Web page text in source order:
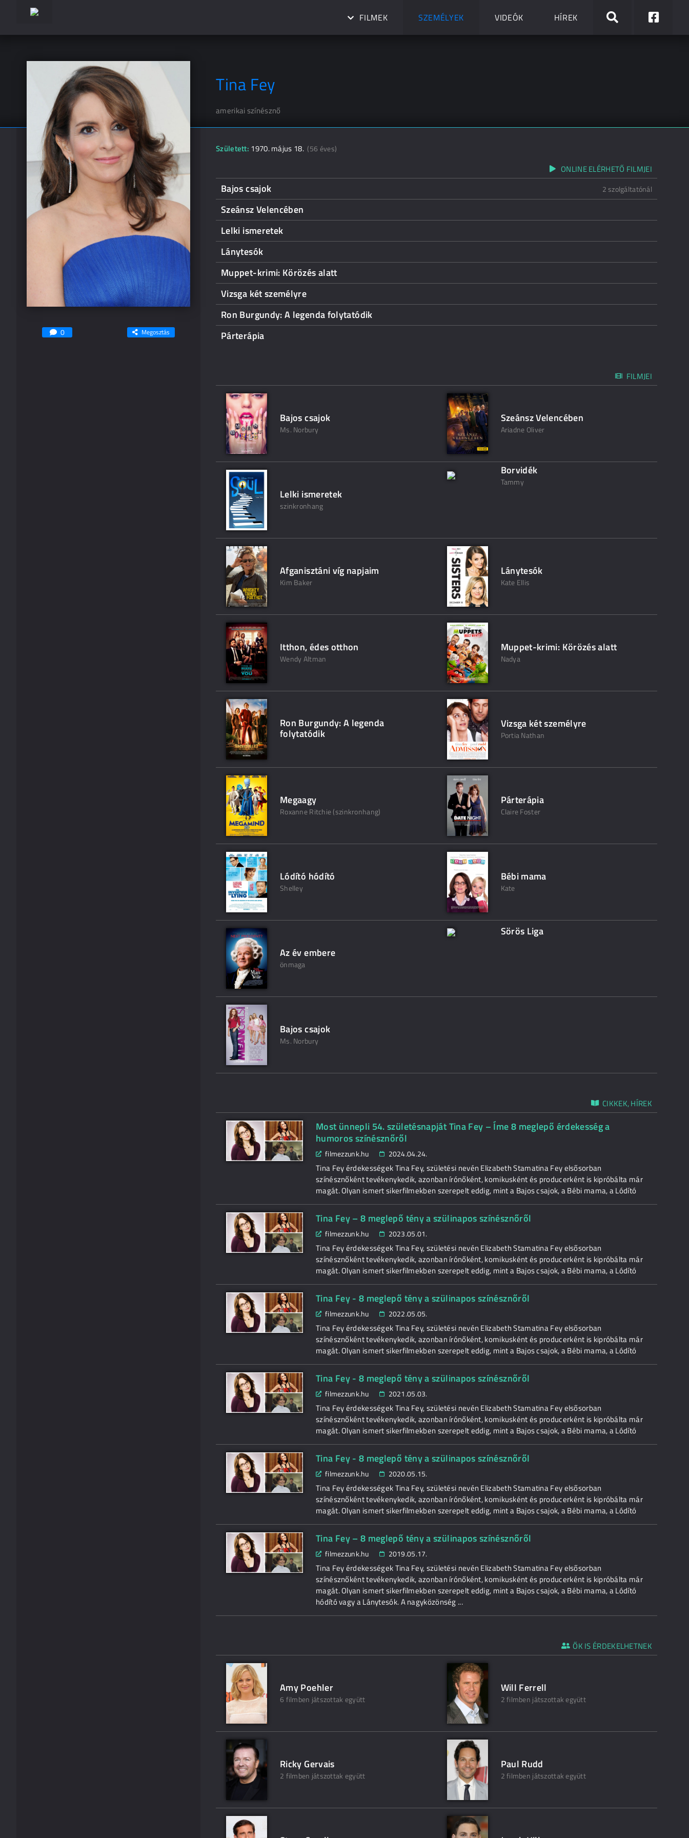
FILMEK SZEMÉLYEK VIDEÓK HÍREK
Tina Fey
amerikai színésznő
0 Megosztás
Született: 1970. május 18. (56 éves)
ONLINE ELÉRHETŐ FILMJEI
Bajos csajok 2 szolgáltatónál
Szeánsz Velencében
Lelki ismeretek
Lánytesók
Muppet-krimi: Körözés alatt
Vizsga két személyre
Ron Burgundy: A legenda folytatódik
Párterápia
FILMJEI
Bajos csajok
Ms. Norbury
Szeánsz Velencében
Ariadne Oliver
Lelki ismeretek
szinkronhang
Borvidék
Tammy
Afganisztáni víg napjaim
Kim Baker
Lánytesók
Kate Ellis
Itthon, édes otthon
Wendy Altman
Muppet-krimi: Körözés alatt
Nadya
Ron Burgundy: A legenda
folytatódik
Vizsga két személyre
Portia Nathan
Megaagy
Roxanne Ritchie (szinkronhang)
Párterápia
Claire Foster
Lódító hódító
Shelley
Bébi mama
Kate
Az év embere
önmaga
Sörös Liga
Bajos csajok
Ms. Norbury
CIKKEK, HÍREK
Most ünnepli 54. születésnapját Tina Fey – Íme 8 meglepő érdekesség a
humoros színésznőről
filmezzunk.hu 2024.04.24.
Tina Fey érdekességek Tina Fey, születési nevén Elizabeth Stamatina Fey elsősorban
színésznőként tevékenykedik, azonban írónőként, komikusként és producerként is kipróbálta már
magát. Olyan ismert sikerfilmekben szerepelt eddig, mint a Bajos csajok, a Bébi mama, a Lódító
Tina Fey – 8 meglepő tény a szülinapos színésznőről
filmezzunk.hu 2023.05.01.
Tina Fey érdekességek Tina Fey, születési nevén Elizabeth Stamatina Fey elsősorban
színésznőként tevékenykedik, azonban írónőként, komikusként és producerként is kipróbálta már
magát. Olyan ismert sikerfilmekben szerepelt eddig, mint a Bajos csajok, a Bébi mama, a Lódító
Tina Fey - 8 meglepő tény a szülinapos színésznőről
filmezzunk.hu 2022.05.05.
Tina Fey érdekességek Tina Fey, születési nevén Elizabeth Stamatina Fey elsősorban
színésznőként tevékenykedik, azonban írónőként, komikusként és producerként is kipróbálta már
magát. Olyan ismert sikerfilmekben szerepelt eddig, mint a Bajos csajok, a Bébi mama, a Lódító
Tina Fey - 8 meglepő tény a szülinapos színésznőről
filmezzunk.hu 2021.05.03.
Tina Fey érdekességek Tina Fey, születési nevén Elizabeth Stamatina Fey elsősorban
színésznőként tevékenykedik, azonban írónőként, komikusként és producerként is kipróbálta már
magát. Olyan ismert sikerfilmekben szerepelt eddig, mint a Bajos csajok, a Bébi mama, a Lódító
Tina Fey - 8 meglepő tény a szülinapos színésznőről
filmezzunk.hu 2020.05.15.
Tina Fey érdekességek Tina Fey, születési nevén Elizabeth Stamatina Fey elsősorban
színésznőként tevékenykedik, azonban írónőként, komikusként és producerként is kipróbálta már
magát. Olyan ismert sikerfilmekben szerepelt eddig, mint a Bajos csajok, a Bébi mama, a Lódító
Tina Fey – 8 meglepő tény a szülinapos színésznőről
filmezzunk.hu 2019.05.17.
Tina Fey érdekességek Tina Fey, születési nevén Elizabeth Stamatina Fey elsősorban
színésznőként tevékenykedik, azonban írónőként, komikusként és producerként is kipróbálta már
magát. Olyan ismert sikerfilmekben szerepelt eddig, mint a Bajos csajok, a Bébi mama, a Lódító
hódító vagy a Lánytesók. A nagyközönség ...
ŐK IS ÉRDEKELHETNEK
Amy Poehler
6 filmben játszottak együtt
Will Ferrell
2 filmben játszottak együtt
Ricky Gervais
2 filmben játszottak együtt
Paul Rudd
2 filmben játszottak együtt